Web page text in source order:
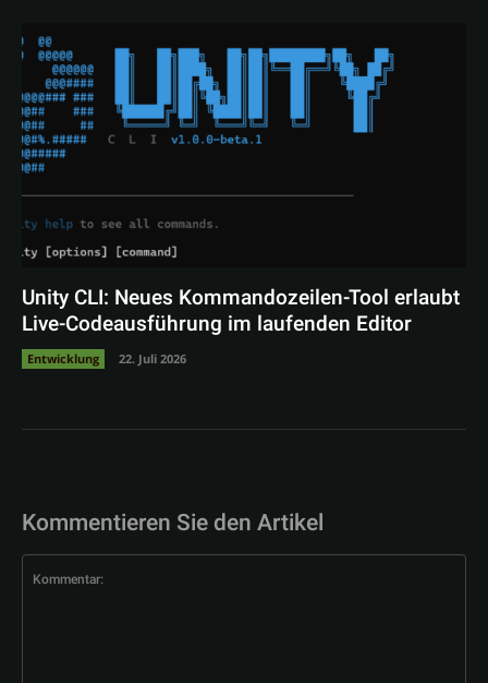
Unity CLI: Neues Kommandozeilen-Tool erlaubt
Live-Codeausführung im laufenden Editor
Entwicklung 22. Juli 2026
Kommentieren Sie den Artikel